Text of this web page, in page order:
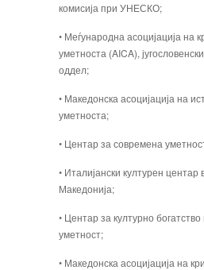
комисија при УНЕСКО;
• Меѓународна асоцијација на
уметноста (AICA),
оддел;
• Македонска асоцијација на
уметноста;
• Центар за современа
• Италијански културен центар
Македонија;
• Центар за културно
уметност;
• Македонска асоцијација на